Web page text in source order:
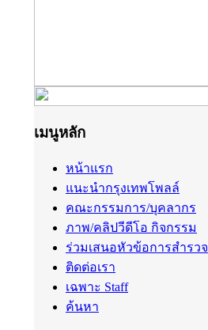
เมนูหลัก
หน้าแรก
แนะนำกรุงเทพโพลล์
คณะกรรมการ/บุคลากร
ภาพ/คลิปวีดีโอ กิจกรรม
ร่วมเสนอหัวข้อการสำรวจ
ติดต่อเรา
เฉพาะ Staff
ค้นหา